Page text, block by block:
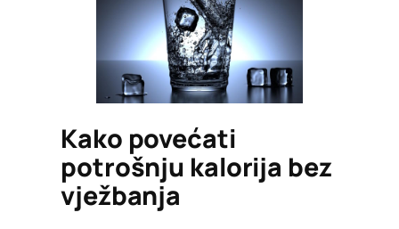
Kako povećati
potrošnju kalorija bez
vježbanja